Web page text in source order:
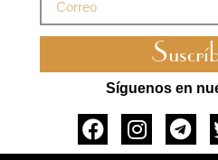
Síguenos en